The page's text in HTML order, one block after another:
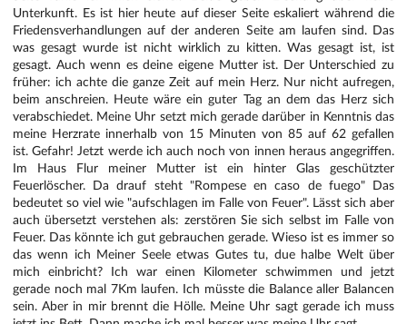
Unterkunft. Es ist hier heute auf dieser Seite eskaliert während die
Friedensverhandlungen auf der anderen Seite am laufen sind. Das
was gesagt wurde ist nicht wirklich zu kitten. Was gesagt ist, ist
gesagt. Auch wenn es deine eigene Mutter ist. Der Unterschied zu
früher: ich achte die ganze Zeit auf mein Herz. Nur nicht aufregen,
beim anschreien. Heute wäre ein guter Tag an dem das Herz sich
verabschiedet. Meine Uhr setzt mich gerade darüber in Kenntnis das
meine Herzrate innerhalb von 15 Minuten von 85 auf 62 gefallen
ist. Gefahr! Jetzt werde ich auch noch von innen heraus angegriffen.
Im Haus Flur meiner Mutter ist ein hinter Glas geschützter
Feuerlöscher. Da drauf steht "Rompese en caso de fuego" Das
bedeutet so viel wie "aufschlagen im Falle von Feuer". Lässt sich aber
auch übersetzt verstehen als: zerstören Sie sich selbst im Falle von
Feuer. Das könnte ich gut gebrauchen gerade. Wieso ist es immer so
das wenn ich Meiner Seele etwas Gutes tu, due halbe Welt über
mich einbricht? Ich war einen Kilometer schwimmen und jetzt
gerade noch mal 7Km laufen. Ich müsste die Balance aller Balancen
sein. Aber in mir brennt die Hölle. Meine Uhr sagt gerade ich muss